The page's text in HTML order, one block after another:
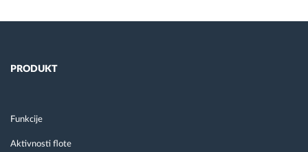
PRODUKT
Funkcije
Aktivnosti flote